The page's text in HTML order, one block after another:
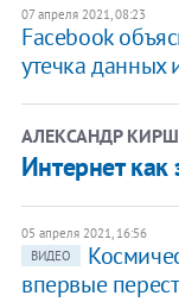
07 апреля 2021, 08:23
Facebook
утечка данных
АЛЕКСАНДР КИРШ
Интернет как
05 апреля 2021, 16:56
ВИДЕО
впервые